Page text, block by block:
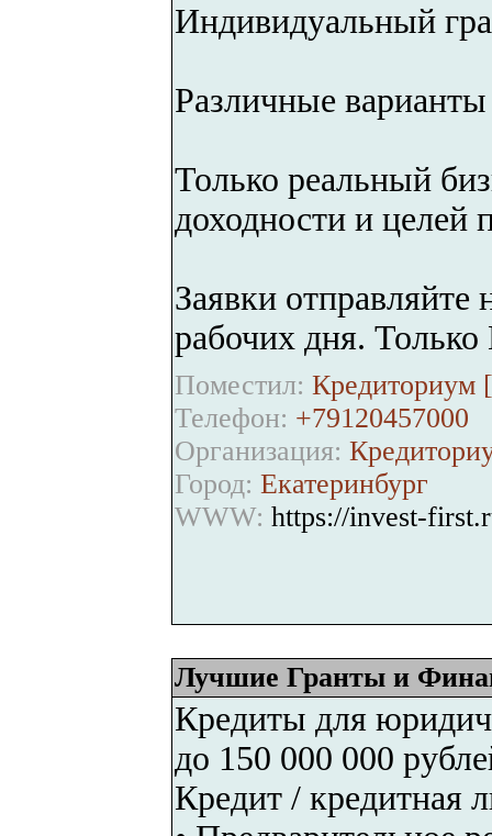
Индивидуальный
Различные
Только реальный
доходности и целей
Заявки отправляйте
рабочих дня. Только
Поместил: Кредиториум [
Телефон: +79120457000
Организация:
Город: Екатеринбург
WWW: https://invest-
Лучшие Гранты и
Кредиты для
до 150 000 000
Кредит / кредитная